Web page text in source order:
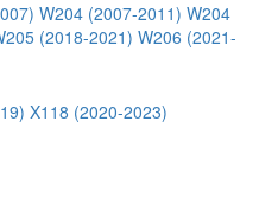
W204 (2007-2011) W204
(2018-2021) W206 (2021-
X118 (2020-2023)